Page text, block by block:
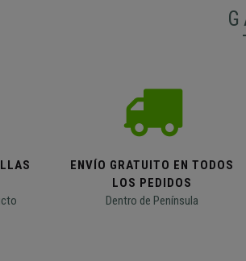
ENVÍO GRATUITO EN TODOS
LOS PEDIDOS
Dentro de Península